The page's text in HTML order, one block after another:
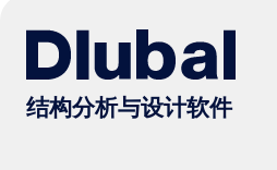
结构分析与设计软件